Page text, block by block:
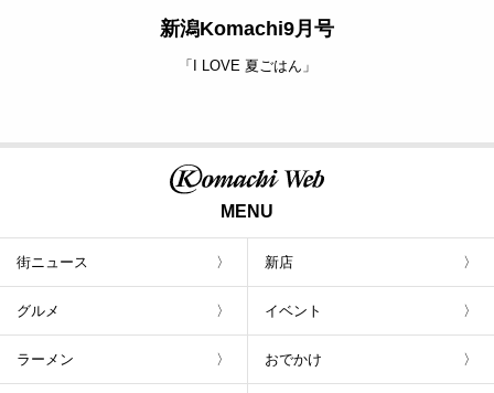
新潟Komachi9月号
「I LOVE 夏ごはん」
MENU
街ニュース 新店
グルメ イベント
ラーメン おでかけ